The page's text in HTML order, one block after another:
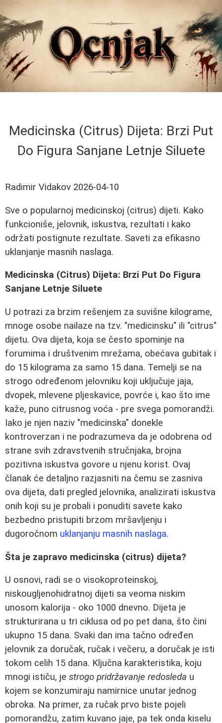
Medicinska (Citrus) Dijeta: Brzi Put
Do Figura Sanjane Letnje Siluete
Radimir Vidakov 2026-04-10
Sve o popularnoj medicinskoj (citrus) dijeti. Kako
funkcioniše, jelovnik, iskustva, rezultati i kako
održati postignute rezultate. Saveti za efikasno
uklanjanje masnih naslaga.
Medicinska (Citrus) Dijeta: Brzi Put Do Figura
Sanjane Letnje Siluete
U potrazi za brzim rešenjem za suvišne kilograme,
mnoge osobe nailaze na tzv. "medicinsku" ili "citrus"
dijetu. Ova dijeta, koja se često spominje na
forumima i društvenim mrežama, obećava gubitak i
do 15 kilograma za samo 15 dana. Temelji se na
strogo određenom jelovniku koji uključuje jaja,
dvopek, mlevene pljeskavice, povrće i, kao što ime
kaže, puno citrusnog voća - pre svega pomorandži.
Iako je njen naziv "medicinska" donekle
kontroverzan i ne podrazumeva da je odobrena od
strane svih zdravstvenih stručnjaka, brojna
pozitivna iskustva govore u njenu korist. Ovaj
članak će detaljno razjasniti na čemu se zasniva
ova dijeta, dati pregled jelovnika, analizirati iskustva
onih koji su je probali i ponuditi savete kako
bezbedno pristupiti brzom mršavljenju i
dugoročnom uklanjanju masnih naslaga.
Šta je zapravo medicinska (citrus) dijeta?
U osnovi, radi se o visokoproteinskoj,
niskougljenohidratnoj dijeti sa veoma niskim
unosom kalorija - oko 1000 dnevno. Dijeta je
strukturirana u tri ciklusa od po pet dana, što čini
ukupno 15 dana. Svaki dan ima tačno određen
jelovnik za doručak, ručak i večeru, a doručak je isti
tokom celih 15 dana. Ključna karakteristika, koju
mnogi ističu, je strogo pridržavanje redosleda u
kojem se konzumiraju namirnice unutar jednog
obroka. Na primer, za ručak prvo biste pojeli
pomorandžu, zatim kuvano jaje, pa tek onda kiselu